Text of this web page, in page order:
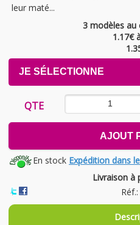
leur maté...
3 modèles au
1.17€
JE SÉLECTIONNE
EXPAND
QTE
AJOUT
En stock Expédition dans
Livraison à